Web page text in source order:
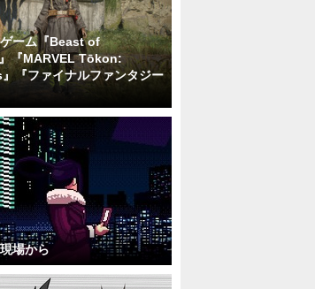
ーム『Beast of
『MARVEL Tōkon:
『ファイナルファンタジー
場から